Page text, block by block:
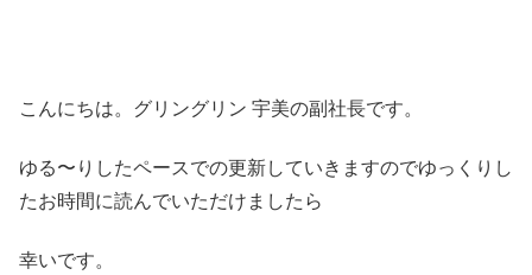
こんにちは。グリングリン 宇美の副社長です。
ゆる〜りしたペースでの更新していきますのでゆっくりし
たお時間に読んでいただけましたら
幸いです。